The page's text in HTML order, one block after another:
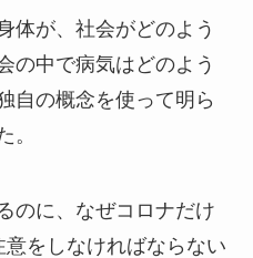
体が、社会がどのよう
の中で病気はどのよう
自の概念を使って明ら
。
のに、なぜコロナだけ
をしなければならない